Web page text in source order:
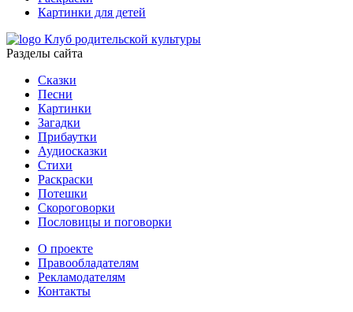
Картинки для детей
Клуб родительской культуры
Разделы сайта
Сказки
Песни
Картинки
Загадки
Прибаутки
Аудиосказки
Стихи
Раскраски
Потешки
Скороговорки
Пословицы и поговорки
О проекте
Правообладателям
Рекламодателям
Контакты